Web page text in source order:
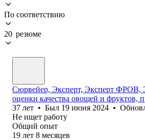
По соответствию
20 резюме
Сюрвейер, Эксперт, Эксперт ФРОВ,
оценки качества овощей и фруктов,
37 лет • Был 19 июня 2024 •
Не ищет работу
Общий опыт
19 лет 8 месяцев